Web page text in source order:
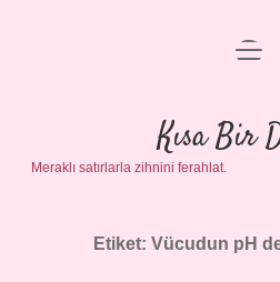
Anasayfa
Gizlilik
Yasal
Kısa Bir
Meraklı satırlarla zihnini ferahlat.
Etiket: Vücudun pH